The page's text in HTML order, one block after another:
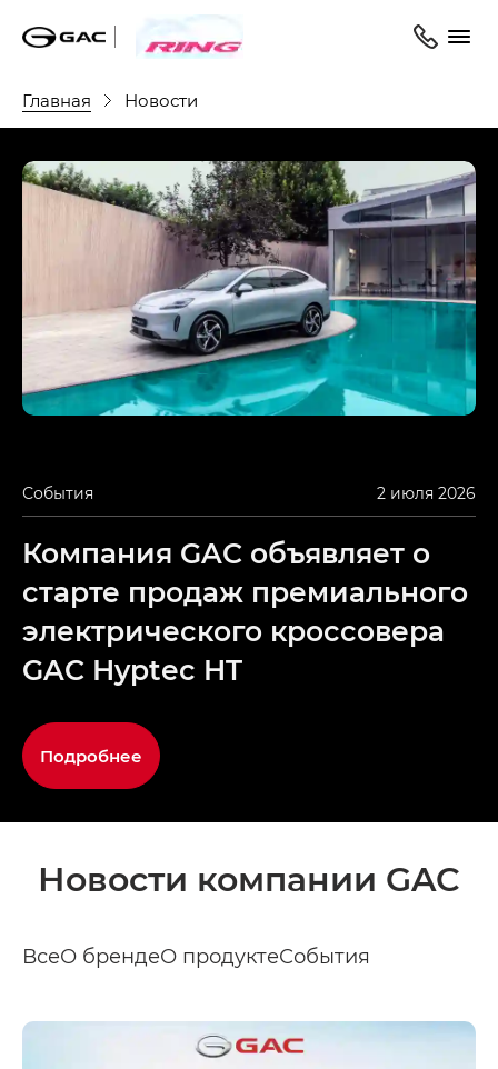
Главная Новости
События 2 июля 2026
Компания GAC объявляет о
старте продаж премиального
электрического кроссовера
GAC Hyptec HT
Подробнее
Новости компании GAC
ВсеО брендеО продуктеСобытия